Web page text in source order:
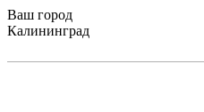
Ваш город
Калининград